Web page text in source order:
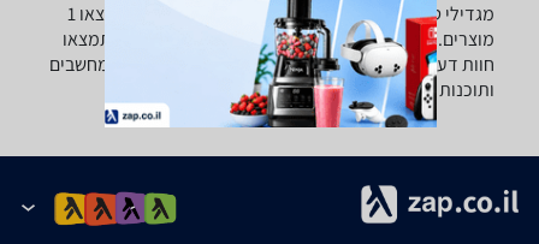
מגדילי טווח / Access Points ‏Linksys ‏1300 ‏Mbps -נמצאו 1
מוצרים. מחפש מגדיל טווח / Access Point? רק בזאפ תמצאו
חוות דעת, השוואת מחירים ביותר מאלף חנויות בתחום מחשבים
ותוכנות וכל המידע הנחוץ עבור קבלת החלטה חכמה!